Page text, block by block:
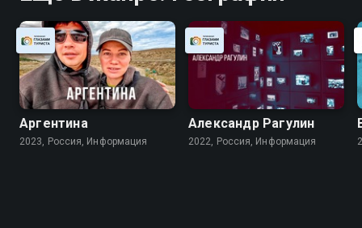
Аргентина
2023, Россия, Информация
Александр Рагулин
2022, Россия, Информация